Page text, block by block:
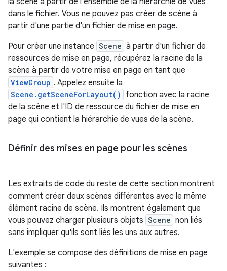
dans le fichier. Vous ne pouvez pas créer de scène à
partir d'une partie d'un fichier de mise en page.
Pour créer une instance Scene à partir d'un fichier de
ressources de mise en page, récupérez la racine de la
scène à partir de votre mise en page en tant que
ViewGroup . Appelez ensuite la
Scene.getSceneForLayout()
fonction avec la racine
de la scène et l'ID de ressource du fichier de mise en
page qui contient la hiérarchie de vues de la scène.
Définir des mises en page pour les scènes
Les extraits de code du reste de cette section montrent
comment créer deux scènes différentes avec le même
élément racine de scène. Ils montrent également que
vous pouvez charger plusieurs objets Scene non liés
sans impliquer qu'ils sont liés les uns aux autres.
L'exemple se compose des définitions de mise en page
suivantes :